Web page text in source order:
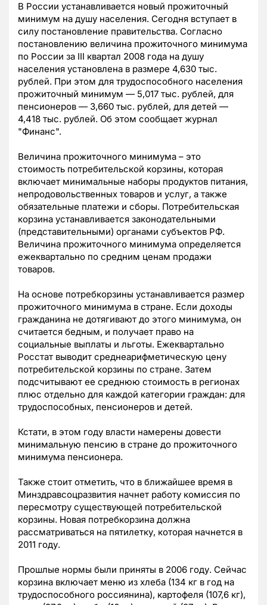
В России устанавливается новый прожиточный
минимум на душу населения. Сегодня вступает в
силу постановление правительства. Согласно
постановлению величина прожиточного минимума
по России за III квартал 2008 года на душу
населения установлена в размере 4,630 тыс.
рублей. При этом для трудоспособного населения
прожиточный минимум — 5,017 тыс. рублей, для
пенсионеров — 3,660 тыс. рублей, для детей —
4,418 тыс. рублей. Об этом сообщает журнал
"Финанс".
Величина прожиточного минимума – это
стоимость потребительской корзины, которая
включает минимальные наборы продуктов питания,
непродовольственных товаров и услуг, а также
обязательные платежи и сборы. Потребительская
корзина устанавливается законодательными
(представительными) органами субъектов РФ.
Величина прожиточного минимума определяется
ежеквартально по средним ценам продажи
товаров.
На основе потребкорзины устанавливается размер
прожиточного минимума в стране. Если доходы
гражданина не дотягивают до этого минимума, он
считается бедным, и получает право на
социальные выплаты и льготы. Ежеквартально
Росстат выводит среднеарифметическую цену
потребительской корзины по стране. Затем
подсчитывают ее среднюю стоимость в регионах
плюс отдельно для каждой категории граждан: для
трудоспособных, пенсионеров и детей.
Кстати, в этом году власти намерены довести
минимальную пенсию в стране до прожиточного
минимума пенсионера.
Также стоит отметить, что в ближайшее время в
Минздравсоцразвития начнет работу комиссия по
пересмотру существующей потребительской
корзины. Новая потребкорзина должна
рассматриваться на пятилетку, которая начнется в
2011 году.
Прошлые нормы были приняты в 2006 году. Сейчас
корзина включает меню из хлеба (134 кг в год на
трудоспособного россиянина), картофеля (107,6 кг),